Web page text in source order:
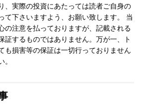
、実際の投資にあたっては読者ご自身の
て下さいますよう、お願い致します。 当
の注意を払っておりますが、記載される
証するものではありません。万が一、ト
も損害等の保証は一切行っておりません
。